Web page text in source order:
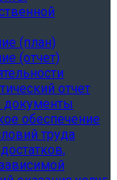
(план)
(отчет)
отчет
обеспечение
труда